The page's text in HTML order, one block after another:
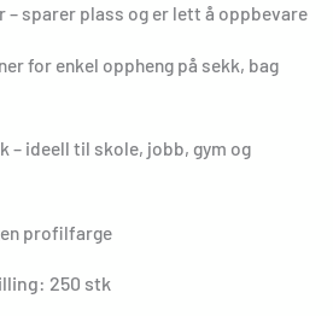
– sparer plass og er lett å oppbevare
for enkel oppheng på sekk, bag
– ideell til skole, jobb, gym og
profilfarge
250 stk